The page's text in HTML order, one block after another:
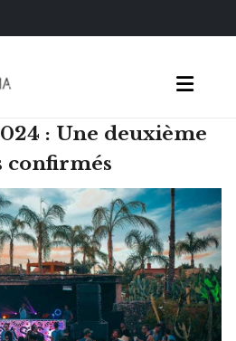
: Une deuxième
confirmés